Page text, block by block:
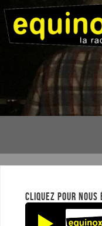
CLIQUEZ POUR NOUS